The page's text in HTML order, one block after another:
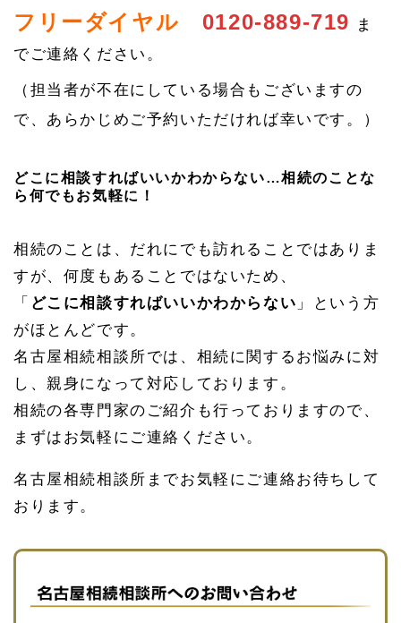
フリーダイヤル 0120-889-719
ま
でご連絡ください。
（担当者が不在にしている場合もございますの
で、あらかじめご予約いただければ幸いです。）
どこに相談すればいいかわからない…相続のことな
ら何でもお気軽に！
相続のことは、だれにでも訪れることではありま
すが、何度もあることではないため、
「 どこに相談すればいいかわからない 」という方
がほとんどです。
名古屋相続相談所では、相続に関するお悩みに対
し、親身になって対応しております。
相続の各専門家のご紹介も行っておりますので、
まずはお気軽にご連絡ください。
名古屋相続相談所までお気軽にご連絡お待ちして
おります。